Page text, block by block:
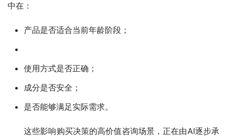
中在：
产品是否适合当前年龄阶段；
使用方式是否正确；
成分是否安全；
是否能够满足实际需求。
这些影响购买决策的高价值咨询场景，正在由AI逐步承